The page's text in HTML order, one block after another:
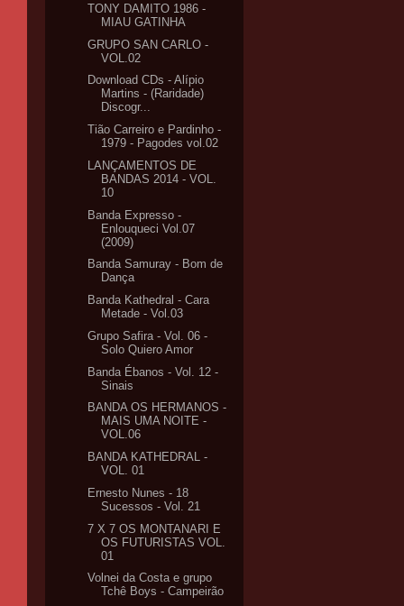
TONY DAMITO 1986 -
MIAU GATINHA
GRUPO SAN CARLO -
VOL.02
Download CDs - Alípio
Martins - (Raridade)
Discogr...
Tião Carreiro e Pardinho -
1979 - Pagodes vol.02
LANÇAMENTOS DE
BANDAS 2014 - VOL.
10
Banda Expresso -
Enlouqueci Vol.07
(2009)
Banda Samuray - Bom de
Dança
Banda Kathedral - Cara
Metade - Vol.03
Grupo Safira - Vol. 06 -
Solo Quiero Amor
Banda Ébanos - Vol. 12 -
Sinais
BANDA OS HERMANOS -
MAIS UMA NOITE -
VOL.06
BANDA KATHEDRAL -
VOL. 01
Ernesto Nunes - 18
Sucessos - Vol. 21
7 X 7 OS MONTANARI E
OS FUTURISTAS VOL.
01
Volnei da Costa e grupo
Tchê Boys - Campeirão